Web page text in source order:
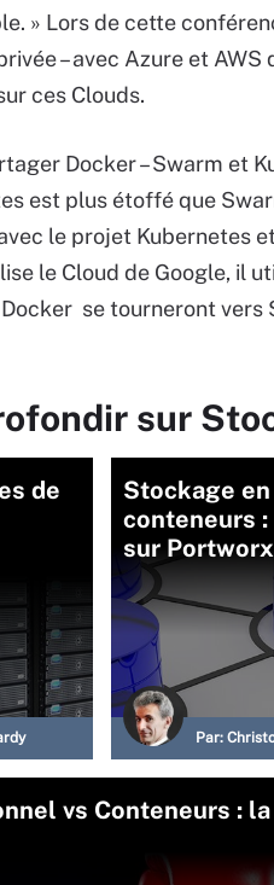
» Lors de cette
– avec Azure et
ces Clouds.
Docker – Swarm et
est plus étoffé que
le projet Kubernetes
le Cloud de Google, il
se tourneront
sur
de
Stockage en
conteneurs
sur Portworx
Par:
vs Conteneurs :